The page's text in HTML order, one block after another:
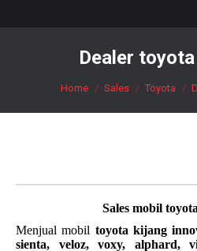
Dealer
Home Sales Toyota
Sales mobil
Menjual mobil toyota kijang
sienta, veloz, voxy, alphard,